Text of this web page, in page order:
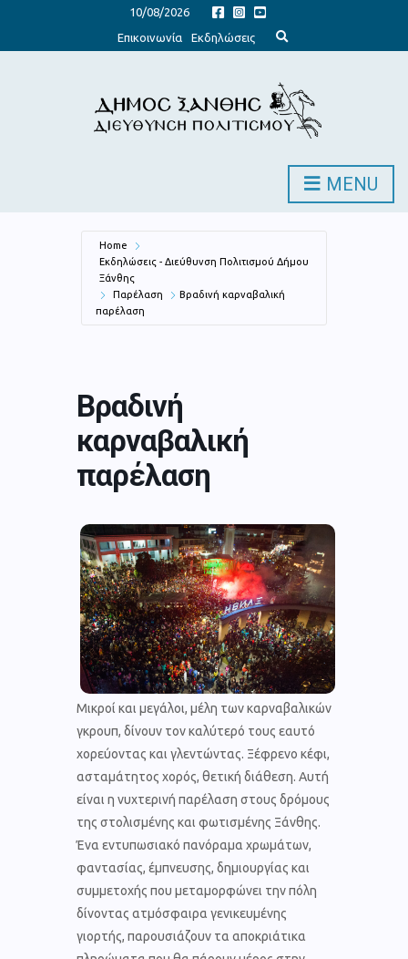
10/08/2026
Επικοινωνία
Εκδηλώσεις
x
d
s
e
c
o
MENU
Home
Εκδηλώσεις - Διεύθυνση Πολιτισμού Δήμου
Ξάνθης
Παρέλαση
Βραδινή καρναβαλική
παρέλαση
Βραδινή
καρναβαλική
παρέλαση
Μικροί και μεγάλοι, μέλη των καρναβαλικών
γκρουπ, δίνουν τον καλύτερό τους εαυτό
χορεύοντας και γλεντώντας. Ξέφρενο κέφι,
ασταμάτητος χορός, θετική διάθεση. Αυτή
είναι η νυχτερινή παρέλαση στους δρόμους
της στολισμένης και φωτισμένης Ξάνθης.
Ένα εντυπωσιακό πανόραμα χρωμάτων,
φαντασίας, έμπνευσης, δημιουργίας και
συμμετοχής που μεταμορφώνει την πόλη
δίνοντας ατμόσφαιρα γενικευμένης
γιορτής, παρουσιάζουν τα αποκριάτικα